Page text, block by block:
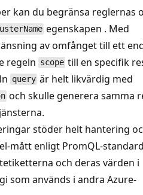
kan du begränsa reglernas
egenskapen . Med
av omfånget till ett
regeln scope till en specifik
query är helt likvärdig med
och skulle generera samma
stöder helt hantering
mått enligt PromQL-
och deras värden i
som används i andra Azure-